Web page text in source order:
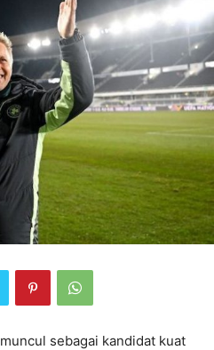
muncul sebagai kandidat kuat